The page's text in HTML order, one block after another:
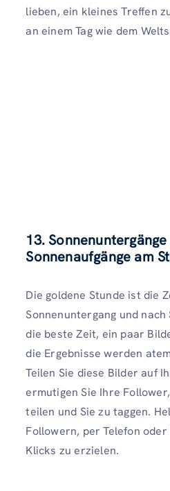
lieben, ein kleines Treffen
an einem Tag wie dem
13.
Sonnenaufgänge am
Die goldene Stunde ist die
Sonnenuntergang und nach
die beste Zeit, ein paar
die Ergebnisse werden
Teilen Sie diese Bilder auf
ermutigen Sie Ihre
teilen und Sie zu taggen.
Followern, per Telefon oder
Klicks zu erzielen.